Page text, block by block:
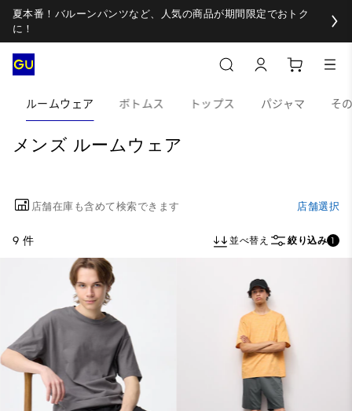
夏本番！バルーンパンツなど、人気の商品が期間限定でおトク
に！
ルームウェア ボトムス トップス パジャマ そ
メンズ ルームウェア
店舗在庫も含めて検索できます 店舗選択
9 件 並べ替え 絞り込み 1